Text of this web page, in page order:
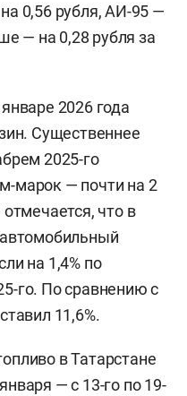
0,56 рубля, АИ-95 —
— на 0,28 рубля за
2026 года
Существеннее
2025-го
марок — почти на 2
что в
на 1,4% по
го. По сравнению с
11,6%.
в Татарстане
— с 13-го по 19-